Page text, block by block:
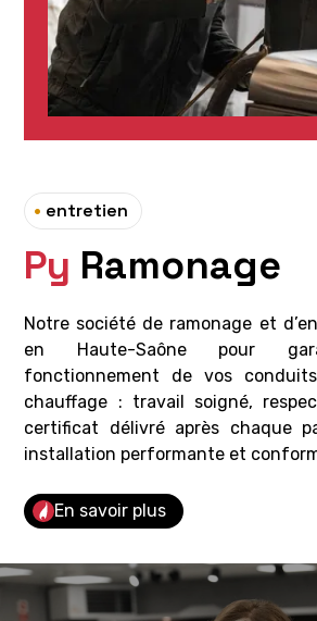
• entretien
Py Ramonage
Notre société de ramonage et
en Haute-Saône pour
fonctionnement de vos
chauffage : travail soigné,
certificat délivré après chaque
installation performante et
En savoir plus